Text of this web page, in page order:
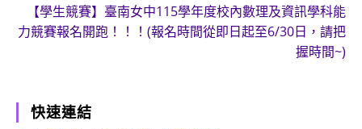
【學生競賽】臺南女中115學年度校內數理及資訊學科能
力競賽報名開跑！！！(報名時間從即日起至6/30日，請把
握時間~)
快速連結